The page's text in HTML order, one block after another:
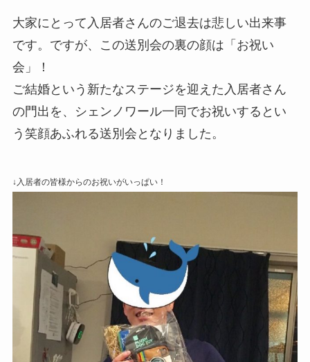
大家にとって入居者さんのご退去は悲しい出来事
です。ですが、この送別会の裏の顔は「お祝い
会」！
ご結婚という新たなステージを迎えた入居者さん
の門出を、シェンノワール一同でお祝いするとい
う笑顔あふれる送別会となりました。
↓入居者の皆様からのお祝いがいっぱい！